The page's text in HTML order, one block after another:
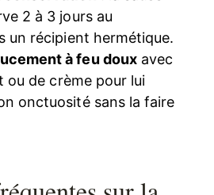
2 à 3 jours au
un récipient hermétique.
à feu douxavec
ou de crème pour lui
onctuosité sans la faire